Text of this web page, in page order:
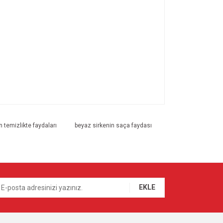
temizlikte faydaları
beyaz sirkenin saça faydası
EKLE